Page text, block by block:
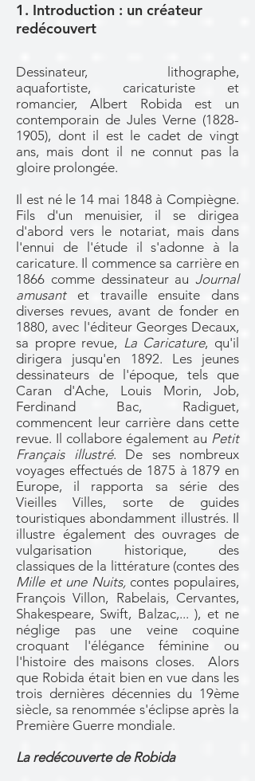
1. Introduction : un créateur
redécouvert
Dessinateur, lithographe,
aquafortiste, caricaturiste et
romancier, Albert Robida est un
contemporain de Jules Verne (1828-
1905), dont il est le cadet de vingt
ans, mais dont il ne connut pas la
gloire prolongée.
Il est né le 14 mai 1848 à Compiègne.
Fils d'un menuisier, il se dirigea
d'abord vers le notariat, mais dans
l'ennui de l'étude il s'adonne à la
caricature. Il commence sa carrière en
1866 comme dessinateur au Journal
amusantet travaille ensuite dans
diverses revues, avant de fonder en
1880, avec l'éditeur Georges Decaux,
sa propre revue, La Caricature, qu'il
dirigera jusqu'en 1892. Les jeunes
dessinateurs de l'époque, tels que
Caran d'Ache, Louis Morin, Job,
Ferdinand Bac, Radiguet,
commencent leur carrière dans cette
revue. Il collabore également au Petit
Français illustré. De ses nombreux
voyages effectués de 1875 à 1879 en
Europe, il rapporta sa série des
Vieilles Villes, sorte de guides
touristiques abondamment illustrés. Il
illustre également des ouvrages de
vulgarisation historique, des
classiques de la littérature (contes des
Mille et une Nuits,contes populaires,
François Villon, Rabelais, Cervantes,
Shakespeare, Swift, Balzac,... ), et ne
néglige pas une veine coquine
croquant l'élégance féminine ou
l'histoire des maisons closes. Alors
que Robida était bien en vue dans les
trois dernières décennies du 19ème
siècle, sa renommée s'éclipse après la
Première Guerre mondiale.
La redécouverte de Robida